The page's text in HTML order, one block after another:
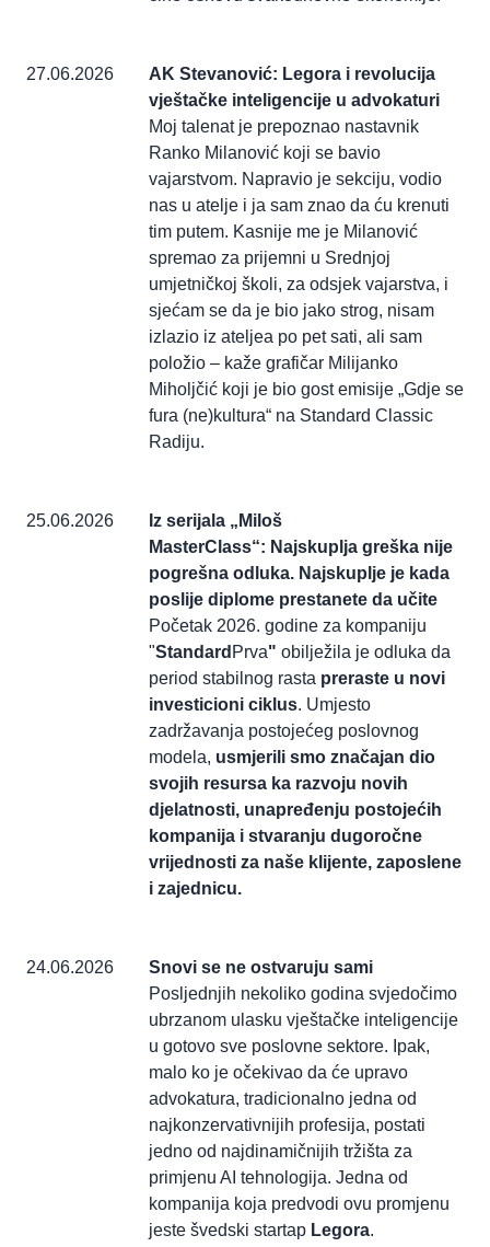
27.06.2026
AK Stevanović: Legora i revolucija
vještačke inteligencije u advokaturi
Moj talenat je prepoznao nastavnik
Ranko Milanović koji se bavio
vajarstvom. Napravio je sekciju, vodio
nas u atelje i ja sam znao da ću krenuti
tim putem. Kasnije me je Milanović
spremao za prijemni u Srednjoj
umjetničkoj školi, za odsjek vajarstva, i
sjećam se da je bio jako strog, nisam
izlazio iz ateljea po pet sati, ali sam
položio – kaže grafičar Milijanko
Miholjčić koji je bio gost emisije „Gdje se
fura (ne)kultura“ na Standard Classic
Radiju.
25.06.2026
Iz serijala „Miloš
MasterClass“: Najskuplja greška nije
pogrešna odluka. Najskuplje je kada
poslije diplome prestanete da učite
Početak 2026. godine za kompaniju
"Standard Prva" obilježila je odluka da
period stabilnog rasta preraste u novi
investicioni ciklus. Umjesto
zadržavanja postojećeg poslovnog
modela, usmjerili smo značajan dio
svojih resursa ka razvoju novih
djelatnosti, unapređenju postojećih
kompanija i stvaranju dugoročne
vrijednosti za naše klijente, zaposlene
i zajednicu.
24.06.2026
Snovi se ne ostvaruju sami
Posljednjih nekoliko godina svjedočimo
ubrzanom ulasku vještačke inteligencije
u gotovo sve poslovne sektore. Ipak,
malo ko je očekivao da će upravo
advokatura, tradicionalno jedna od
najkonzervativnijih profesija, postati
jedno od najdinamičnijih tržišta za
primjenu AI tehnologija. Jedna od
kompanija koja predvodi ovu promjenu
jeste švedski startap Legora.